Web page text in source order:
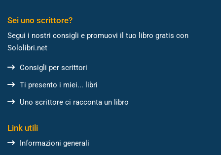
Sei uno scrittore?
Segui i nostri consigli e promuovi il tuo libro gratis con
Sololibri.net
Consigli per scrittori
Ti presento i miei... libri
Uno scrittore ci racconta un libro
Link utili
Informazioni generali